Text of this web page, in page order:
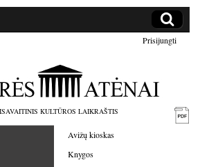
Prisijungti
KULTŪROS LAIKRAŠTIS
Avižų kioskas
Knygos